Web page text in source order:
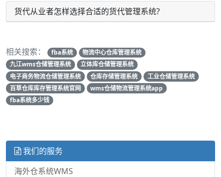
货代从业者怎样选择合适的货代管理系统?
相关搜索： fba系统
物流中心仓库管理系统
九江wms仓储管理系统
立体库仓储管理系统
电子商务物流仓储管理系统
仓库存储管理系统
工业仓储管理系统
百草仓库库存管理系统官网
wms仓储物流管理系统app
fba系统多少钱
我们的服务
海外仓系统WMS